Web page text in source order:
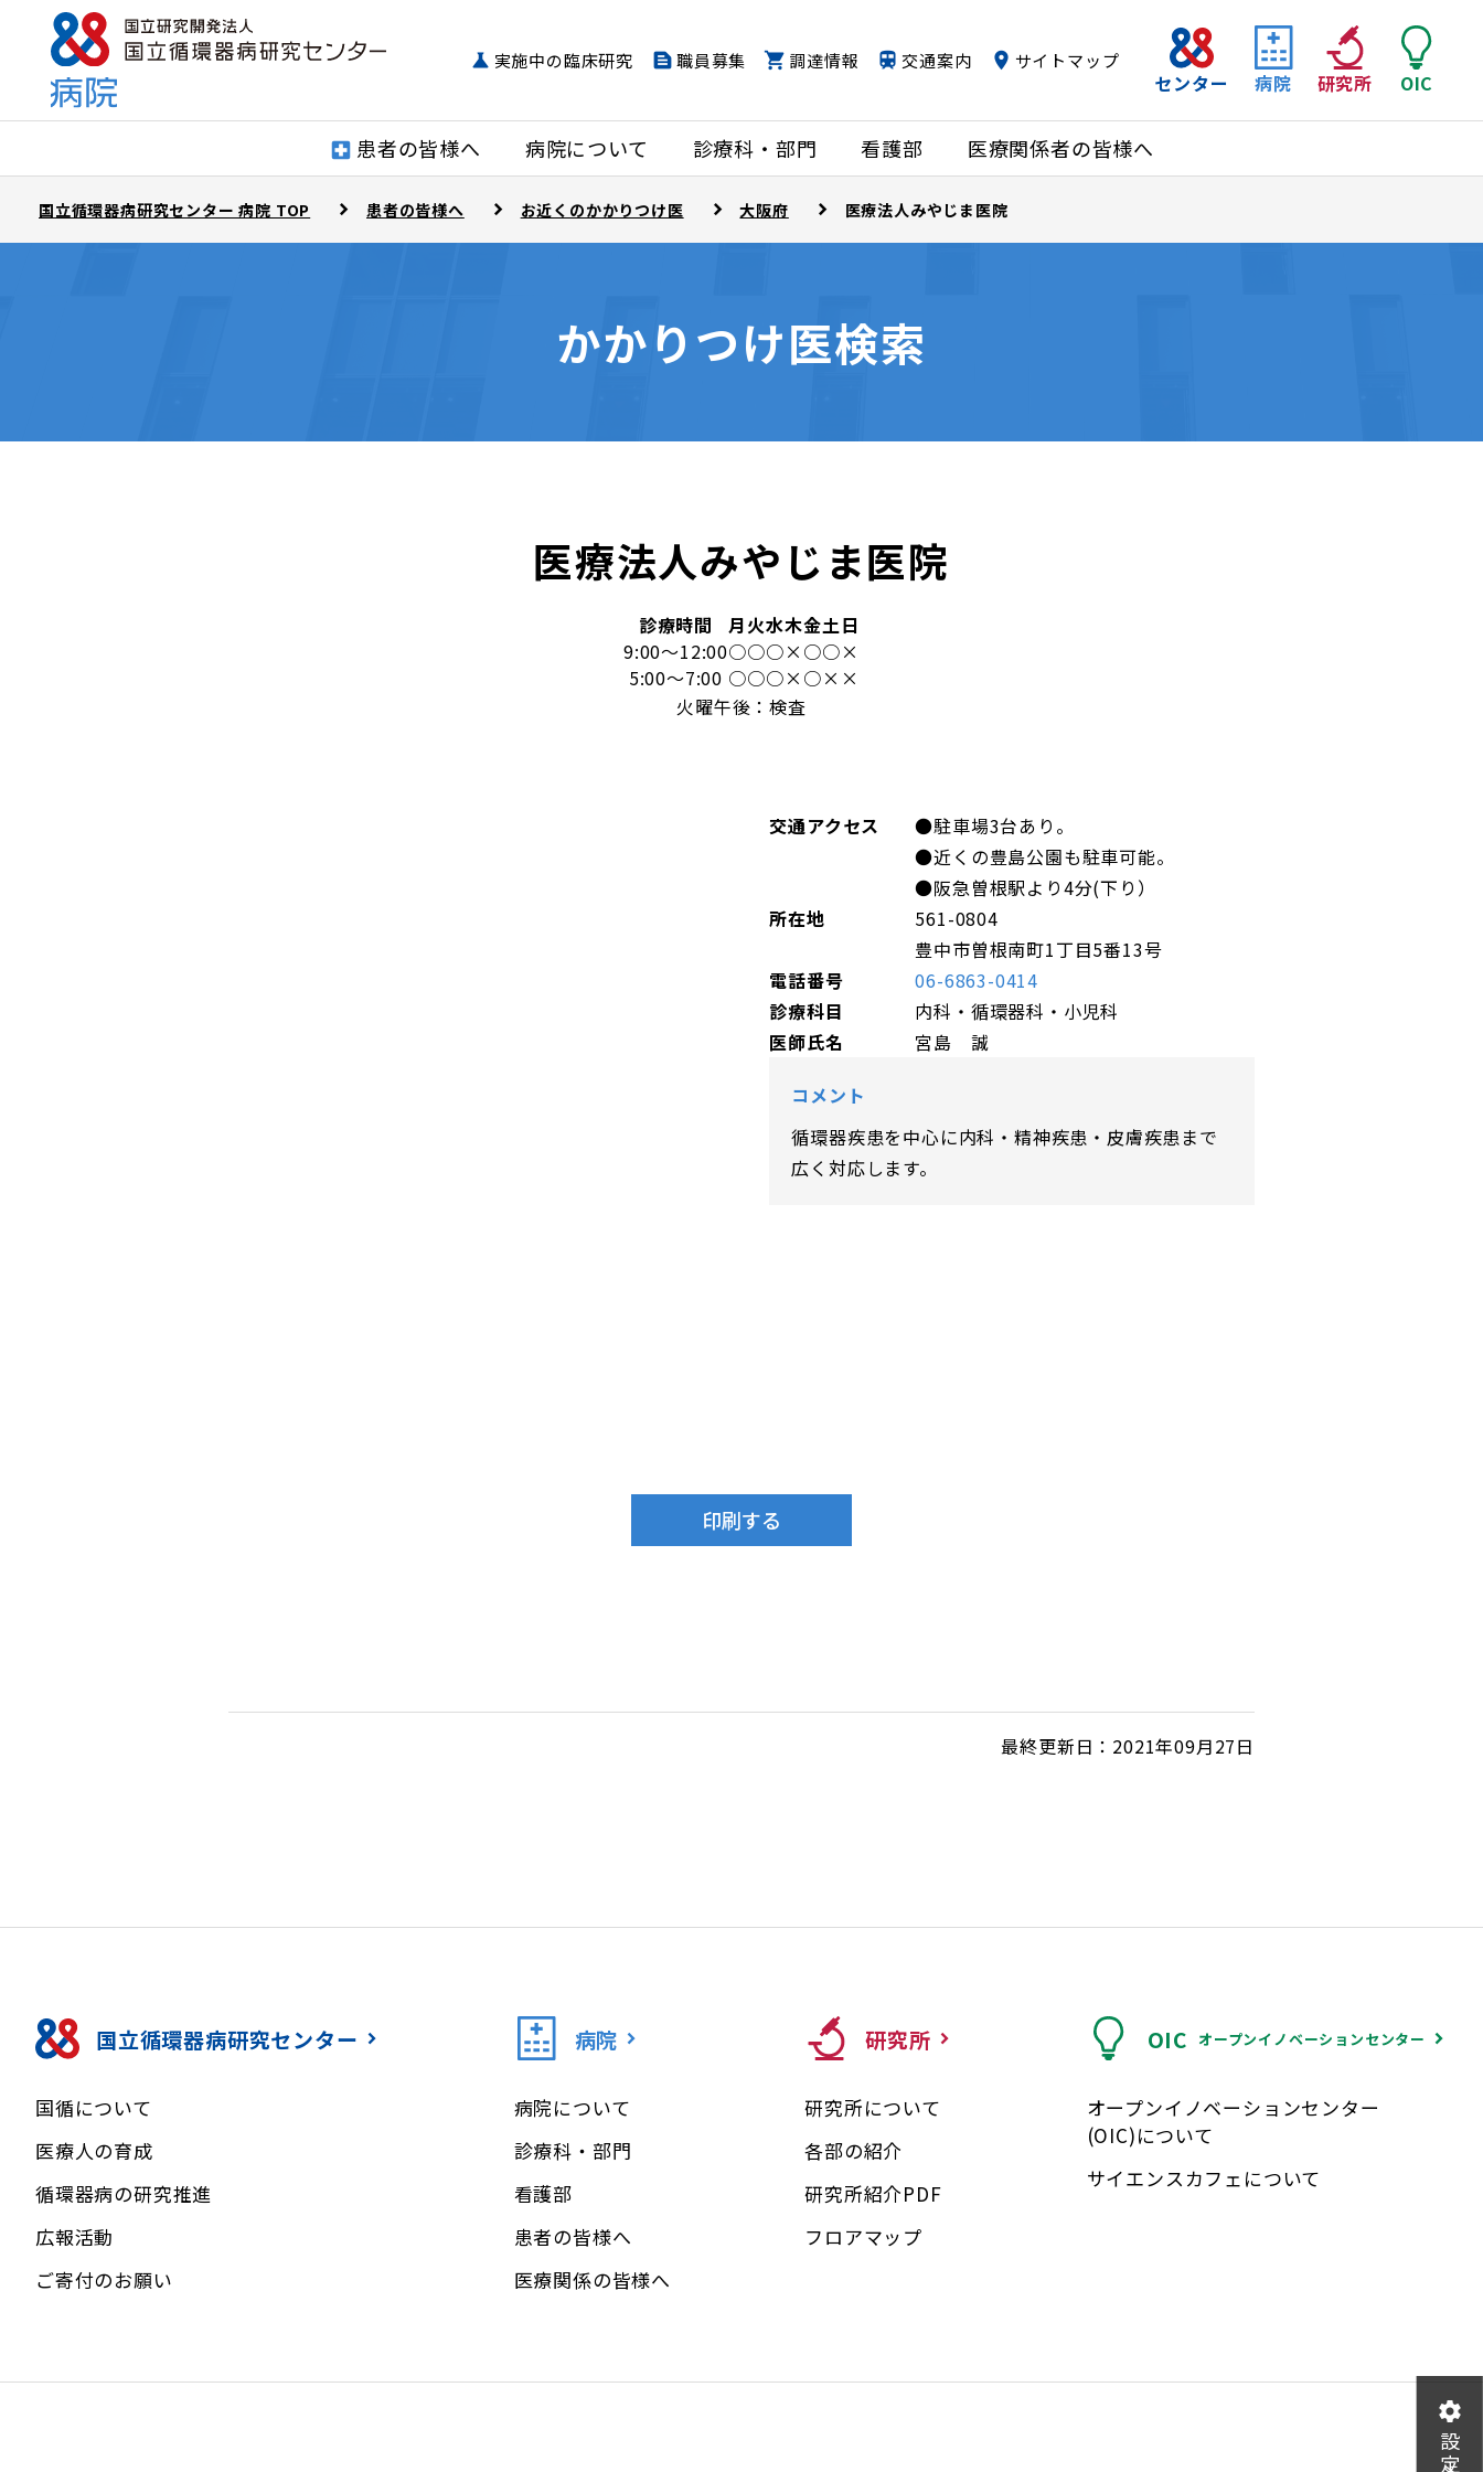
患者の皆様へ 病院について 診療科・部門 看護部 医療関係者の皆様へ
センター 病院 研究所 OIC
実施中の臨床研究 職員募集 調達情報 交通案内 サイトマップ
国立循環器病研究センター 病院 TOP 患者の皆様へ お近くのかかりつけ医 大阪府 医療法人みやじま医院
かかりつけ医検索
医療法人みやじま医院
診療時間 月火水木金土日
9:00～12:00○○○× ○○×
5:00～7:00 ○○○× ○× ×
火曜午後：検査
交通アクセス
●駐車場3台あり。
●近くの豊島公園も駐車可能。
●阪急曽根駅より4分(下り）
所在地
561-0804
豊中市曽根南町1丁目5番13号
電話番号
06-6863-0414
診療科目
内科・循環器科・小児科
医師氏名
宮島 誠
コメント
循環器疾患を中心に内科・精神疾患・皮膚疾患まで
広く対応します。
最終更新日：2021年09月27日
国立循環器病研究センター
国循について
医療人の育成
循環器病の研究推進
広報活動
ご寄付のお願い
病院
病院について
診療科・部門
看護部
患者の皆様へ
医療関係の皆様へ
研究所
研究所について
各部の紹介
研究所紹介PDF
フロアマップ
OIC オープンイノベーションセンター
オープンイノベーションセンター
(OIC)について
サイエンスカフェについて